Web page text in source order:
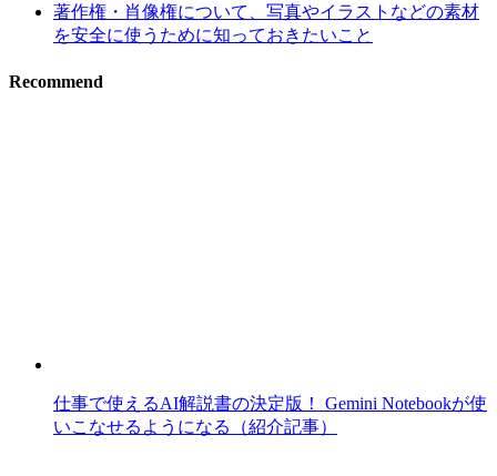
著作権・肖像権について、写真やイラストなどの素材
を安全に使うために知っておきたいこと
Recommend
仕事で使えるAI解説書の決定版！ Gemini Notebookが使
いこなせるようになる（紹介記事）